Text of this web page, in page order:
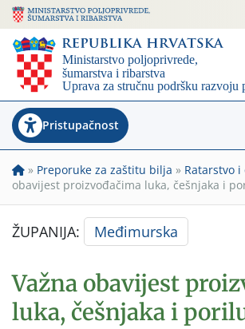
Pristupačnost
» Preporuke za zaštitu bilja » Ratarstvo i
obavijest proizvođačima luka, češnjaka i
ŽUPANIJA: Međimurska
Važna obavijest
luka, češnjaka i